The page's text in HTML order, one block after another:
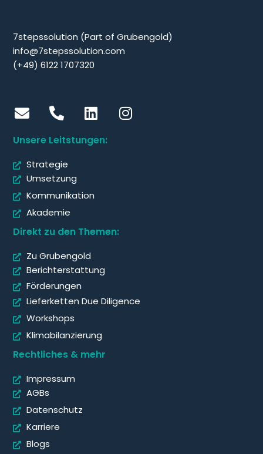
7stepssolution (Part of Grubengold)
info@7stepssolution.com
(+49) 6122 1707320
Unsere Leitstungen:
Strategie
Umsetzung
Kommunikation
Akademie
Direkt zu den Themen:
Zu Grubengold
Berichterstattung
Förderungen
Lieferketten Due Diligence
Workshops
Klimabilanzierung
Rechtliches & mehr
Impressum
AGBs
Datenschutz
Karriere
Blogs